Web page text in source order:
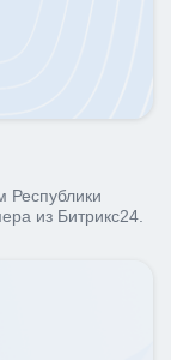
Республики
из Битрикс24.